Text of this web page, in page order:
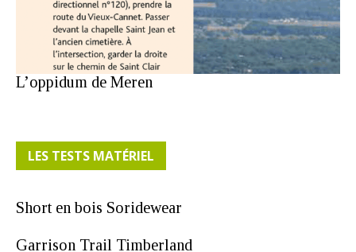
L’oppidum de Meren
LES TESTS MATÉRIEL
Short en bois Soridewear
Garrison Trail Timberland